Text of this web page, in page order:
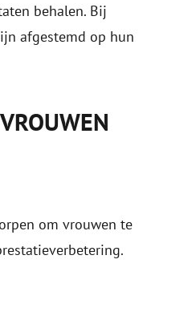
behalen. Bij
afgestemd op hun
om vrouwen te